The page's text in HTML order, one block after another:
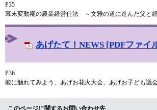
P35
幕末変動期の農業経営仕法 ～文雅の道に進んだ父と
あげたて！NEWS [PDFファイ
P36
能に触れてみよう、あげお花火大会、あげお子ども議
このページに関するお問い合わせ先